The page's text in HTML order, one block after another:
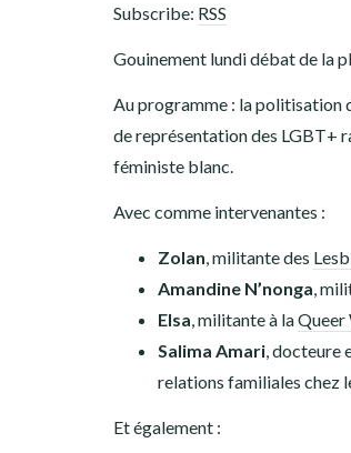
Subscribe: RSS
Gouinement lundi débat de la
Au programme : la politisation
de représentation des LGBT+
féministe blanc.
Avec comme intervenantes :
Zolan, militante des
Amandine N’nonga,
Elsa, militante à laQueer
Salima Amari, docteure
relations familiales chez
Et également :